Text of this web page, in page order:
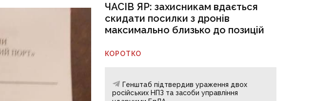
ЧАСІВ ЯР: захисникам вдається
скидати посилки з дронів
максимально близько до позицій
КОРОТКО
Генштаб підтвердив ураження двох
російських НПЗ та засоби управління